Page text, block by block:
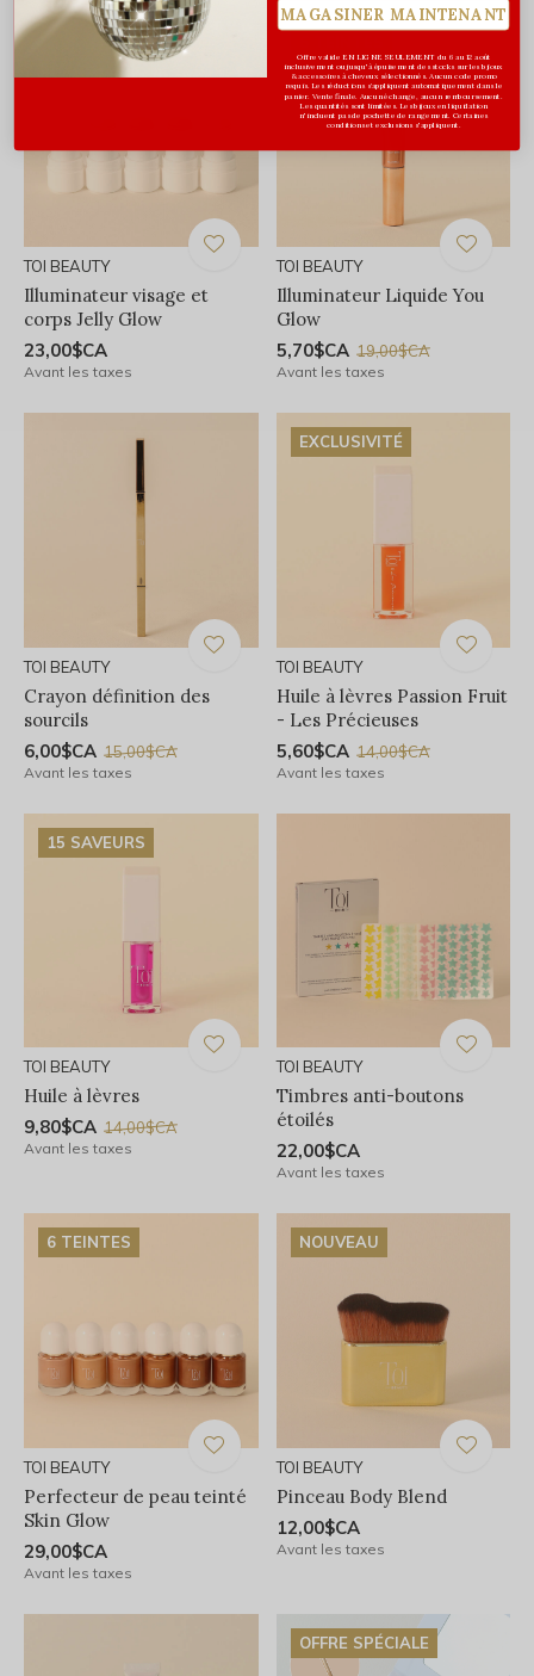
TOI BEAUTY
Illuminateur visage et
corps Jelly Glow
23,00$CA
Avant les taxes
TOI BEAUTY
Illuminateur Liquide You
Glow
5,70$CA 19,00$CA
Avant les taxes
TOI BEAUTY
Crayon définition des
sourcils
6,00$CA 15,00$CA
Avant les taxes
EXCLUSIVITÉ
TOI BEAUTY
Huile à lèvres Passion Fruit
- Les Précieuses
5,60$CA 14,00$CA
Avant les taxes
15 SAVEURS
TOI BEAUTY
Huile à lèvres
9,80$CA 14,00$CA
Avant les taxes
TOI BEAUTY
Timbres anti-boutons
étoilés
22,00$CA
Avant les taxes
6 TEINTES
TOI BEAUTY
Perfecteur de peau teinté
Skin Glow
29,00$CA
Avant les taxes
NOUVEAU
TOI BEAUTY
Pinceau Body Blend
12,00$CA
Avant les taxes
OFFRE SPÉCIALE
MAGASINER MAINTENANT
Offre valide EN LIGNE SEULEMENT du 6 au 12 août
inclusivement ou jusqu'à épuisement des stocks sur les bijoux
& accessoires à cheveux sélectionnés. Aucun code promo
requis. Les réductions s’appliquent automatiquement dans le
panier. Vente finale. Aucun échange, aucun remboursement.
Les quantités sont limitées. Les bijoux en liquidation
n'incluent pas de pochette de rangement. Certaines
conditions et exclusions s'appliquent.